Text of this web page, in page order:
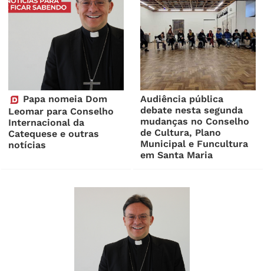
Papa nomeia Dom
Leomar para Conselho
Internacional da
Catequese e outras
notícias
Audiência pública
debate nesta segunda
mudanças no Conselho
de Cultura, Plano
Municipal e Funcultura
em Santa Maria